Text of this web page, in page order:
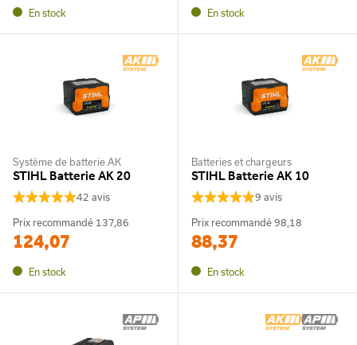
En stock En stock
Système de batterie AK
STIHL Batterie AK 20
42 avis
Prix recommandé 137,86
124,07
En stock
Batteries et chargeurs
STIHL Batterie AK 10
9 avis
Prix recommandé 98,18
88,37
En stock